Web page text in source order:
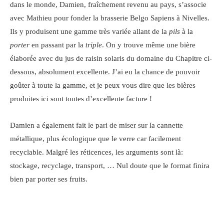
dans le monde, Damien, fraîchement revenu au pays, s’associe
avec Mathieu pour fonder la brasserie Belgo Sapiens à Nivelles.
Ils y produisent une gamme très variée allant de la pils à la
porter en passant par la triple. On y trouve même une bière
élaborée avec du jus de raisin solaris du domaine du Chapitre ci-
dessous, absolument excellente. J’ai eu la chance de pouvoir
goûter à toute la gamme, et je peux vous dire que les bières
produites ici sont toutes d’excellente facture !
Damien a également fait le pari de miser sur la cannette
métallique, plus écologique que le verre car facilement
recyclable. Malgré les réticences, les arguments sont là:
stockage, recyclage, transport, … Nul doute que le format finira
bien par porter ses fruits.